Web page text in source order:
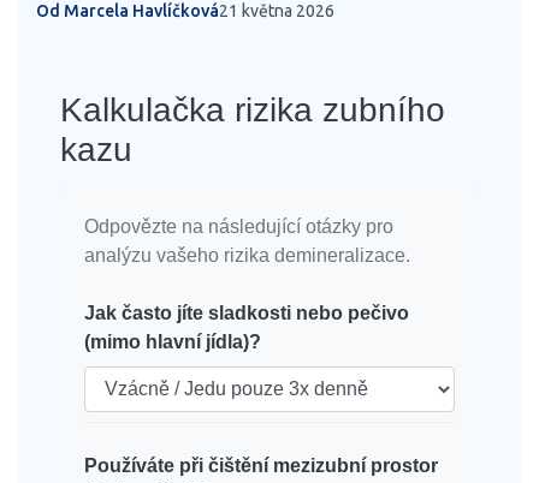
Od Marcela Havlíčková21 května 2026
Kalkulačka rizika zubního
kazu
Odpovězte na následující otázky pro
analýzu vašeho rizika demineralizace.
Jak často jíte sladkosti nebo pečivo
(mimo hlavní jídla)?
Používáte při čištění mezizubní prostor